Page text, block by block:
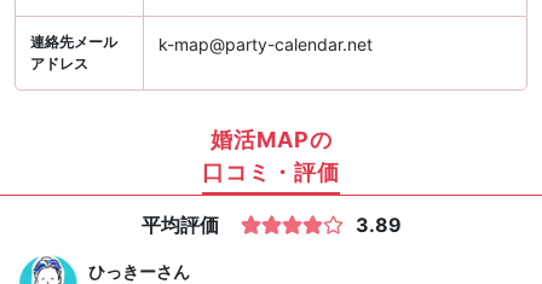
連絡先メール
アドレス
k-map@party-calendar.net
婚活MAPの
口コミ・評価
平均評価 3.89
ひっきーさん